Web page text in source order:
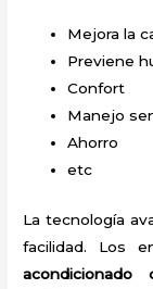
Mejora la
Previene
Confort
Manejo
Ahorro
etc
La tecnología
facilidad. Los